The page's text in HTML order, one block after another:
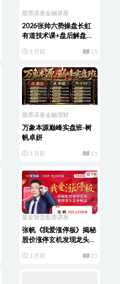
股票讲座金融讲座
2026张帅六势操盘长虹
有道技术课+盘后解盘视
3 月前 15
股票讲座金融理财
万象本源巅峰实盘班-树
帆卓妍
3 月前 15
基金期货股票讲座
张帆《我爱涨停板》揭秘
股价涨停玄机发现龙头主
3 月前 15